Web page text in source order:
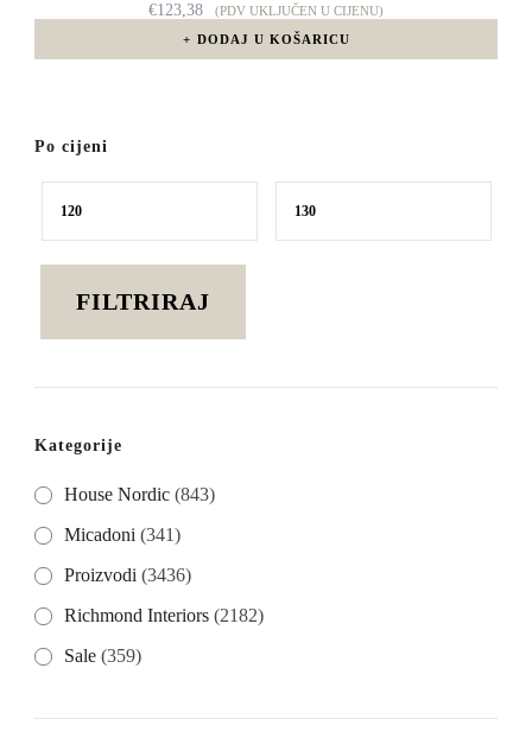
€123,38
(PDV UKLJUČEN U CIJENU)
DODAJ U KOŠARICU
Po cijeni
Min Maks
FILTRIRAJ
Kategorije
House Nordic (843)
Micadoni (341)
Proizvodi (3436)
Richmond Interiors (2182)
Sale (359)